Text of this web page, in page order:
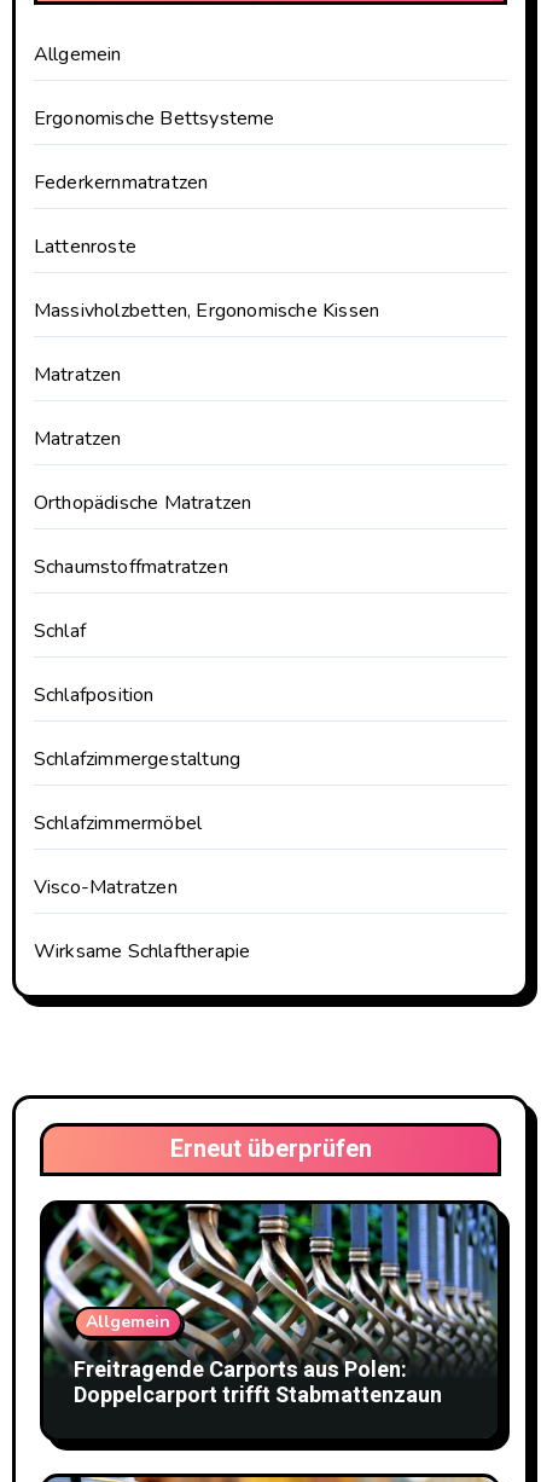
Allgemein
Ergonomische Bettsysteme
Federkernmatratzen
Lattenroste
Massivholzbetten, Ergonomische Kissen
Matratzen
Matratzen
Orthopädische Matratzen
Schaumstoffmatratzen
Schlaf
Schlafposition
Schlafzimmergestaltung
Schlafzimmermöbel
Visco-Matratzen
Wirksame Schlaftherapie
Erneut überprüfen
Allgemein
Freitragende Carports aus Polen:
Doppelcarport trifft Stabmattenzaun